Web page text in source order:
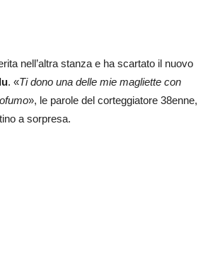
nell’altra stanza e ha scartato il nuovo
. «Ti dono una delle mie magliette con
», le parole del corteggiatore 38enne,
a sorpresa.